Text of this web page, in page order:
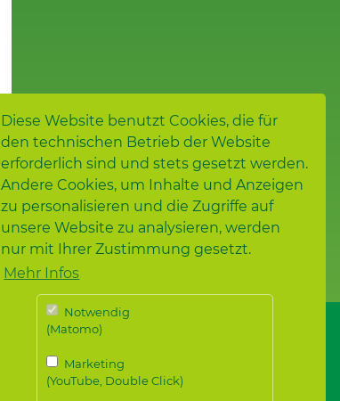
Diese Website benutzt Cookies, die für
den technischen Betrieb der Website
erforderlich sind und stets gesetzt werden.
Andere Cookies, um Inhalte und Anzeigen
zu personalisieren und die Zugriffe auf
unsere Website zu analysieren, werden
nur mit Ihrer Zustimmung gesetzt.
Mehr Infos
Notwendig
(Matomo)
Marketing
(YouTube, Double Click)